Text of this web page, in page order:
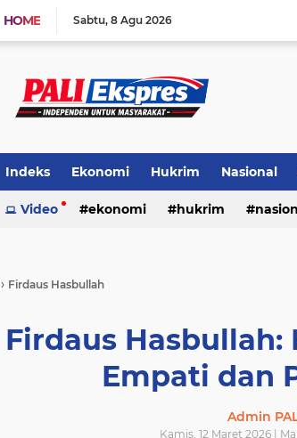
HOME Sabtu 8 Agu 2026
Indeks Ekonomi Hukrim Nasional
Video ekonomi hukrim
› Firdaus Hasbullah
Firdaus Hasbullah:
Empati dan
Admin
Kamis, 12 Maret 2026 |